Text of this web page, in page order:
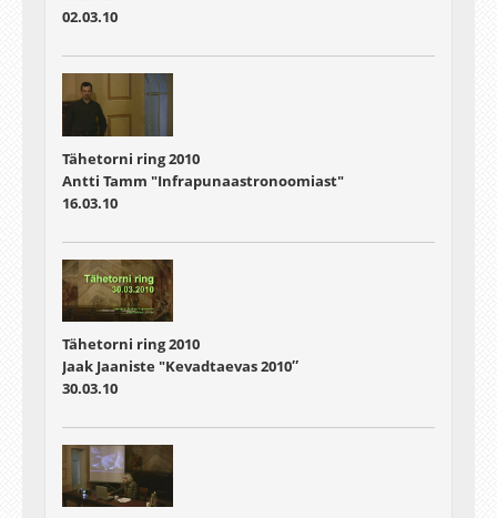
02.03.10
Tähetorni ring 2010
Antti Tamm "Infrapunaastronoomiast"
16.03.10
Tähetorni ring 2010
Jaak Jaaniste "Kevadtaevas 2010″
30.03.10